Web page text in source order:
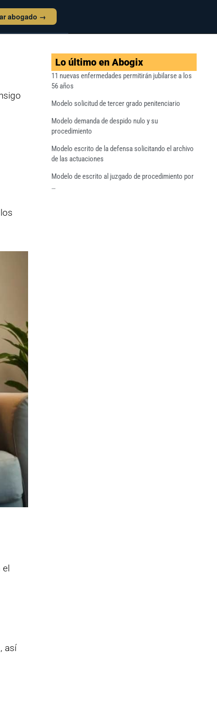
abogado →
el
así
Lo último en Abogix
11 nuevas enfermedades permitirán jubilarse a los
56 años
Modelo solicitud de tercer grado penitenciario
Modelo demanda de despido nulo y su
procedimiento
Modelo escrito de la defensa solicitando el archivo
de las actuaciones
Modelo de escrito al juzgado de procedimiento por
…